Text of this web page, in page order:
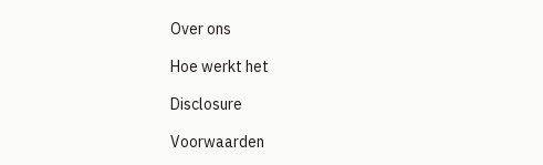
Over ons
Hoe werkt het
Disclosure
Voorwaarden